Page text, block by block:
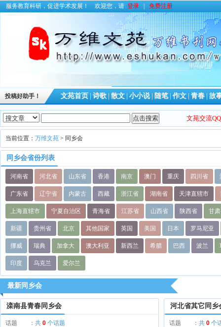
服务教育科研，促进学术发展！ 欢迎您，请 登录 免费注册
投稿好助手！ 文苑首页 诗歌 散文 小小说 随笔 作文 青春 故
文苑交流
当前位置： 万维文苑 > 同乡会
同乡会省份列表
河南省 河北省 山东省 香港 南京 澳门 重庆 四川省
广东省 辽宁省 内蒙古 西藏 浙江省 湖南省 天津直辖市
上海直辖市 宁夏自治区 青海省 江苏省 山西省 陕西省 甘
新疆 贵州省 北京 其他国家 英国 美国 日本 罗马尼亚
挪威 瑞典 加拿大 澳大利亚 新西兰 希腊 巴西 波兰
印度 乌克兰 爱尔兰
最新同乡会
滦南县青春同乡会
话题 ： 共 0 个话题
河北省其它同乡
话题 ： 共 0 个